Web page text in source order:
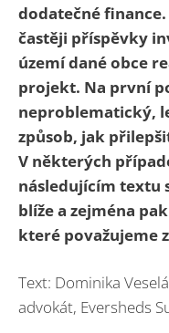
dodatečné
častěji příspěvky
území dané obce
projekt. Na první
neproblematický,
způsob, jak
V některých
následujícím textu
blíže a zejména
které považujeme
Text: Dominika
advokát, Eversheds